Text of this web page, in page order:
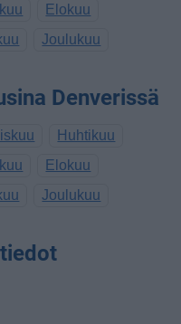
Elokuu
Joulukuu
Denverissä
Huhtikuu
Elokuu
Joulukuu